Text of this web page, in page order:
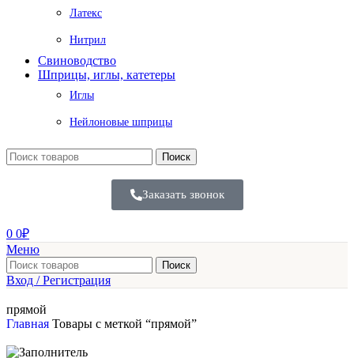
Латекс
Нитрил
Свиноводство
Шприцы, иглы, катетеры
Иглы
Нейлоновые шприцы
Поиск
Заказать звонок
0 0₽
Меню
Поиск
Вход / Регистрация
прямой
Главная Товары с меткой “прямой”